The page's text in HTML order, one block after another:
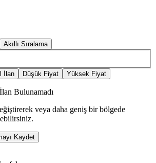
Akıllı Sıralama
İlan Düşük Fiyat Yüksek Fiyat
Bulunamadı
veya daha geniş bir bölgede
Kaydet